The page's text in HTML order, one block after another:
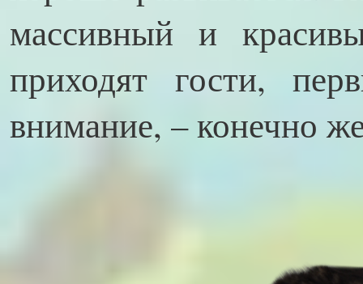
массивный и
приходят гости,
внимание, – конечно